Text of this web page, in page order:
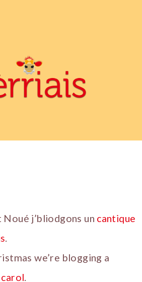
Noué j’bliodgons un cantique
.
we’re blogging a
.